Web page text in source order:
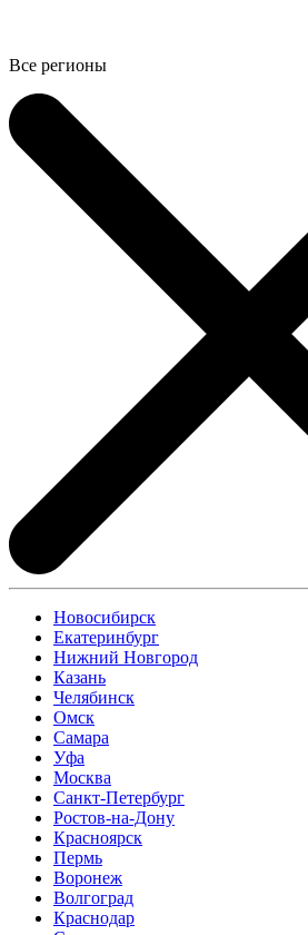
Все регионы
Новосибирск
Екатеринбург
Нижний Новгород
Казань
Челябинск
Омск
Самара
Уфа
Москва
Санкт-Петербург
Ростов-на-Дону
Красноярск
Пермь
Воронеж
Волгоград
Краснодар